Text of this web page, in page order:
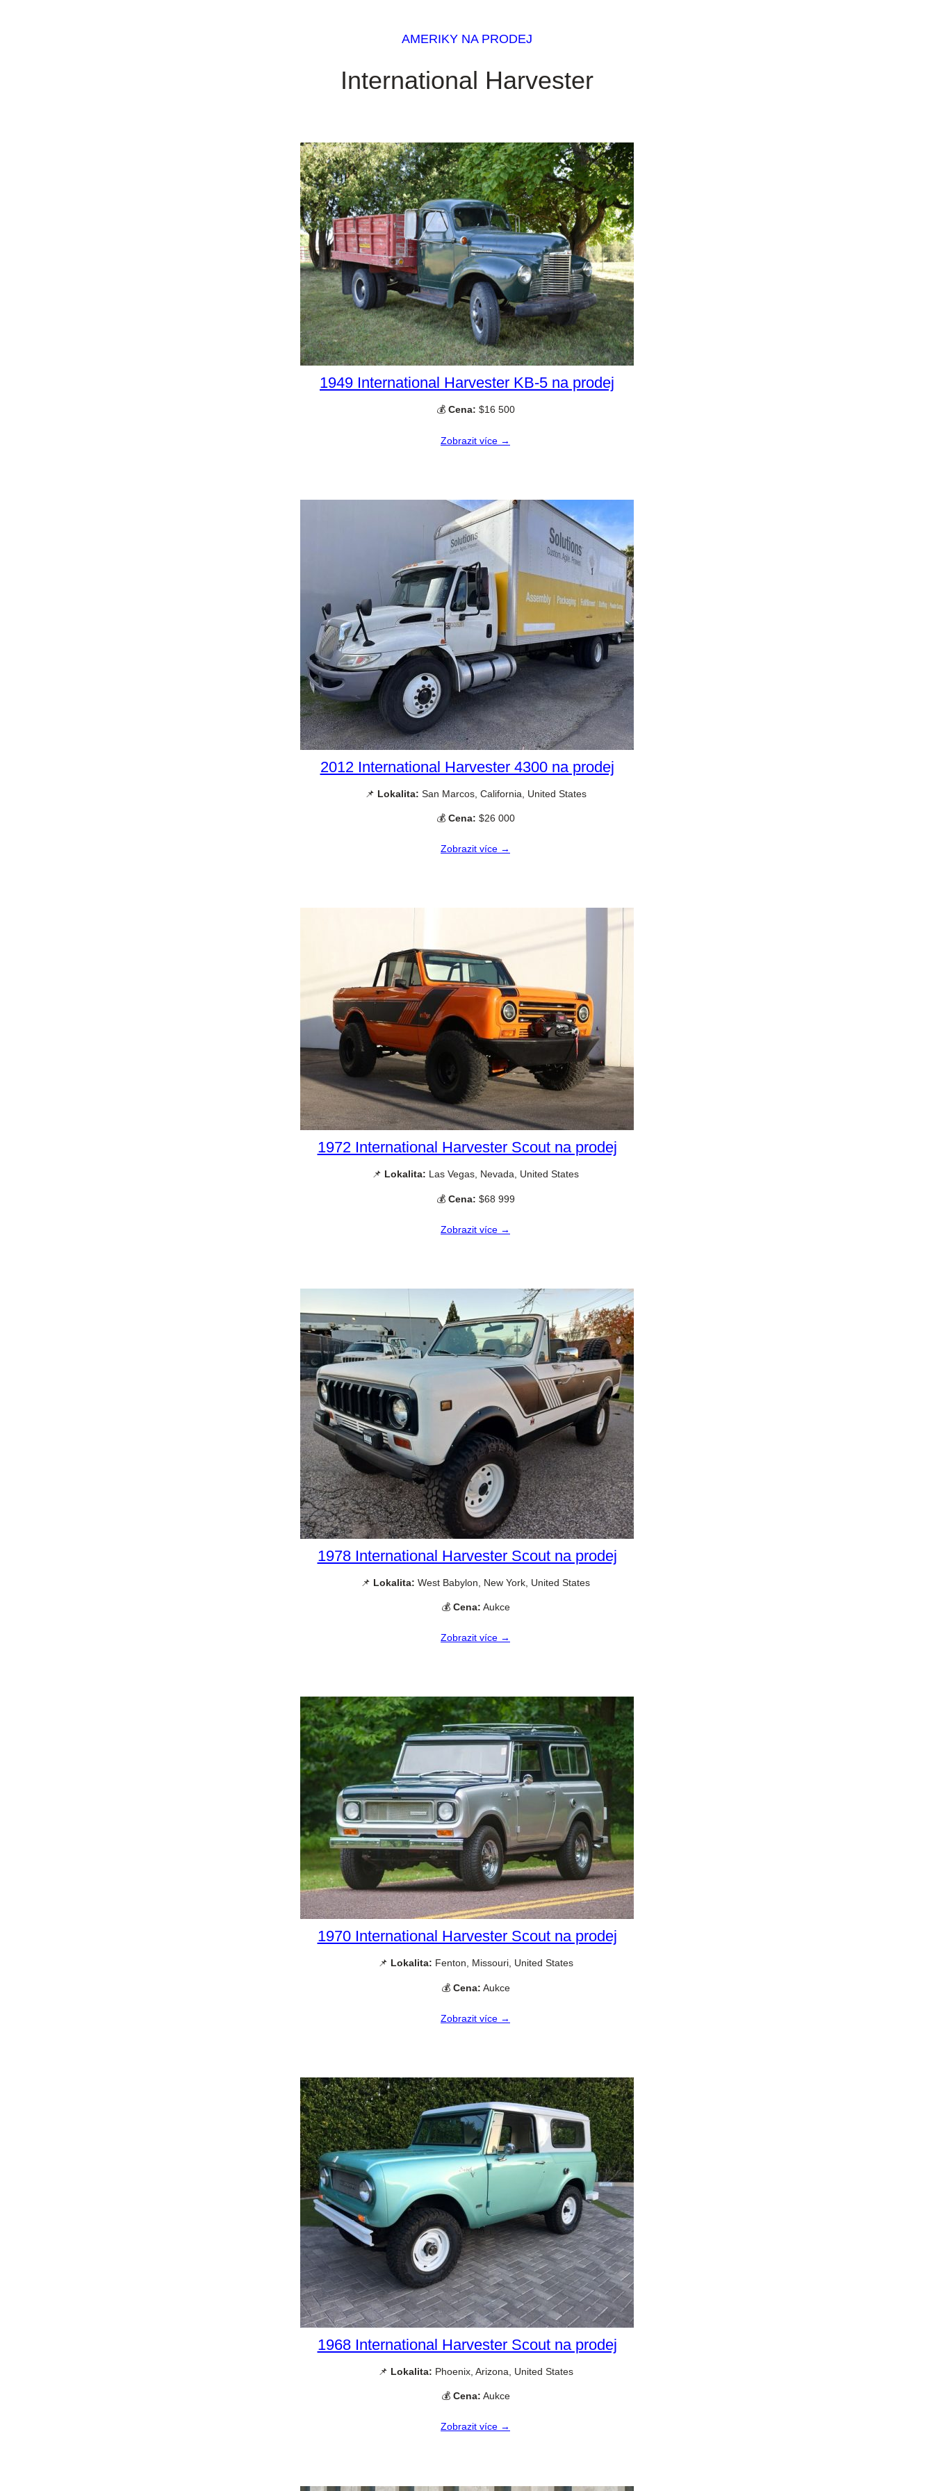
AMERIKY NA PRODEJ
International Harvester
1949 International Harvester KB-5 na prodej
💰 Cena: $16 500
Zobrazit více →
2012 International Harvester 4300 na prodej
📌 Lokalita: San Marcos, California, United States
💰 Cena: $26 000
Zobrazit více →
1972 International Harvester Scout na prodej
📌 Lokalita: Las Vegas, Nevada, United States
💰 Cena: $68 999
Zobrazit více →
1978 International Harvester Scout na prodej
📌 Lokalita: West Babylon, New York, United States
💰 Cena: Aukce
Zobrazit více →
1970 International Harvester Scout na prodej
📌 Lokalita: Fenton, Missouri, United States
💰 Cena: Aukce
Zobrazit více →
1968 International Harvester Scout na prodej
📌 Lokalita: Phoenix, Arizona, United States
💰 Cena: Aukce
Zobrazit více →